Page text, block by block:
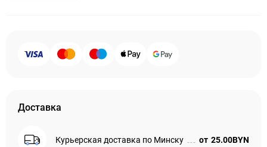
Доставка
Курьерская доставка по Минску от 25.00BYN